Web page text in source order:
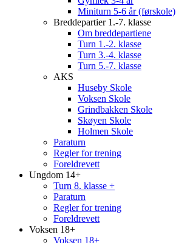
Miniturn 5-6 år (førskole)
Breddepartier 1.-7. klasse
Om breddepartiene
Turn 1.-2. klasse
Turn 3.-4. klasse
Turn 5.-7. klasse
AKS
Huseby Skole
Voksen Skole
Grindbakken Skole
Skøyen Skole
Holmen Skole
Paraturn
Regler for trening
Foreldrevett
Ungdom 14+
Turn 8. klasse +
Paraturn
Regler for trening
Foreldrevett
Voksen 18+
Voksen 18+